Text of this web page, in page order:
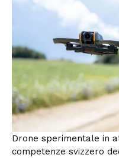
Drone sperimentale in
competenze svizzero